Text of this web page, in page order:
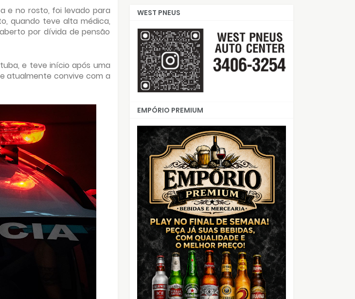
e no rosto, foi levado para
quando teve alta médica,
por dívida de pensão
e teve início após uma
atualmente convive com a
WEST PNEUS
EMPÓRIO PREMIUM